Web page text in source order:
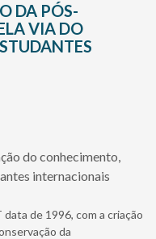
DA PÓS-
VIA DO
do conhecimento,
internacionais
de 1996, com a criação
da